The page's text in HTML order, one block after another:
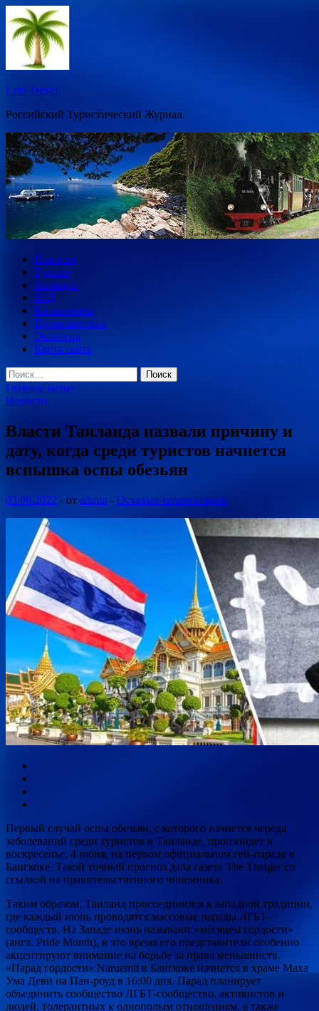
Перейти
к
содержимому
Leto Travel.
Российский Туристический Журнал.
Новости
Туризм
Авиация
Ж/Д
Катаклизмы
Происшествия
Экология
Карта сайта
Найти:
Главное меню
Новости
Власти Таиланда назвали причину и
дату, когда среди туристов начнется
вспышка оспы обезьян
03.06.2022 - от admin - Оставьте комментарий
Первый случай оспы обезьян, с которого начнется череда
заболеваний среди туристов в Таиланде, произойдет в
воскресенье, 4 июня, на первом официальном гей-параде в
Бангкоке. Такой точный прогноз дала газета The Thaiger со
ссылкой на правительственного чиновника.
Таким образом, Таиланд присоединился к западной традиции,
где каждый июнь проводятся массовые парады ЛГБТ-
сообществ. На Западе июнь называют «месяцем гордости»
(англ. Pride Month), в это время его представители особенно
акцентируют внимание на борьбе за права меньшинств.
«Парад гордости» Naruemit в Бангкоке начнется в храме Маха
Ума Деви на Пан-роуд в 16:00 дня. Парад планирует
объединить сообщество ЛГБТ-сообщество, активистов и
людей, толерантных к однополым отношениям, а также